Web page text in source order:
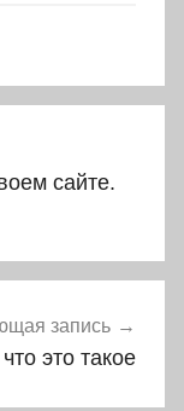
сайте.
запись
это такое